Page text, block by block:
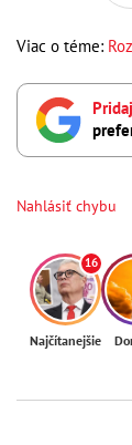
Viac o téme:
Nahlásiť chybu
16
Najčítanejšie